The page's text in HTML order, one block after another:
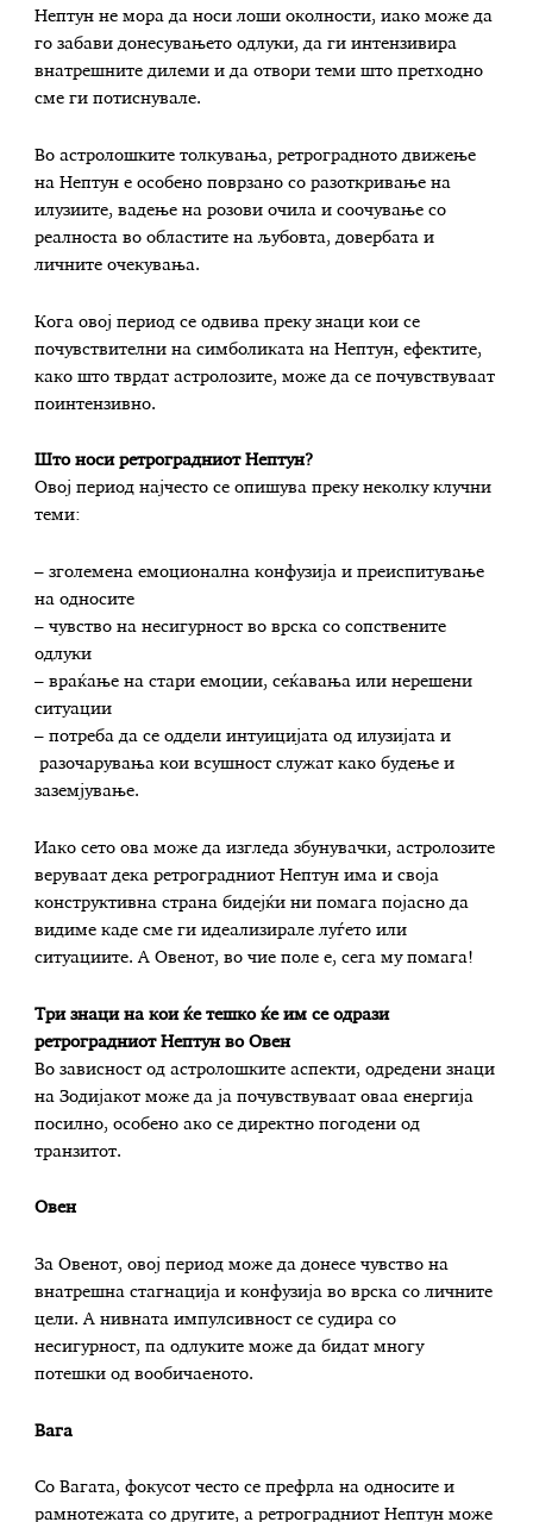
Нептун не мора да носи лоши околности, иако може да
го забави донесувањето одлуки, да ги интензивира
внатрешните дилеми и да отвори теми што претходно
сме ги потиснувале.
Во астролошките толкувања, ретроградното движење
на Нептун е особено поврзано со разоткривање на
илузиите, вадење на розови очила и соочување со
реалноста во областите на љубовта, довербата и
личните очекувања.
Кога овој период се одвива преку знаци кои се
почувствителни на симболиката на Нептун, ефектите,
како што тврдат астролозите, може да се почувствуваат
поинтензивно.
Што носи ретроградниот Нептун?
Овој период најчесто се опишува преку неколку клучни
теми:
– зголемена емоционална конфузија и преиспитување
на односите
– чувство на несигурност во врска со сопствените
одлуки
– враќање на стари емоции, сеќавања или нерешени
ситуации
– потреба да се оддели интуицијата од илузијата и
разочарувања кои всушност служат како будење и
заземјување.
Иако сето ова може да изгледа збунувачки, астролозите
веруваат дека ретроградниот Нептун има и своја
конструктивна страна бидејќи ни помага појасно да
видиме каде сме ги идеализирале луѓето или
ситуациите. А Овенот, во чие поле е, сега му помага!
Три знаци на кои ќе тешко ќе им се одрази
ретроградниот Нептун во Овен
Во зависност од астролошките аспекти, одредени знаци
на Зодијакот може да ја почувствуваат оваа енергија
посилно, особено ако се директно погодени од
транзитот.
Овен
За Овенот, овој период може да донесе чувство на
внатрешна стагнација и конфузија во врска со личните
цели. А нивната импулсивност се судира со
несигурност, па одлуките може да бидат многу
потешки од вообичаеното.
Вага
Со Вагата, фокусот често се префрла на односите и
рамнотежата со другите, а ретроградниот Нептун може